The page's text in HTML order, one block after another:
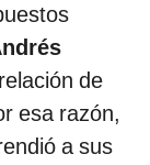
de
esa razón,
a sus